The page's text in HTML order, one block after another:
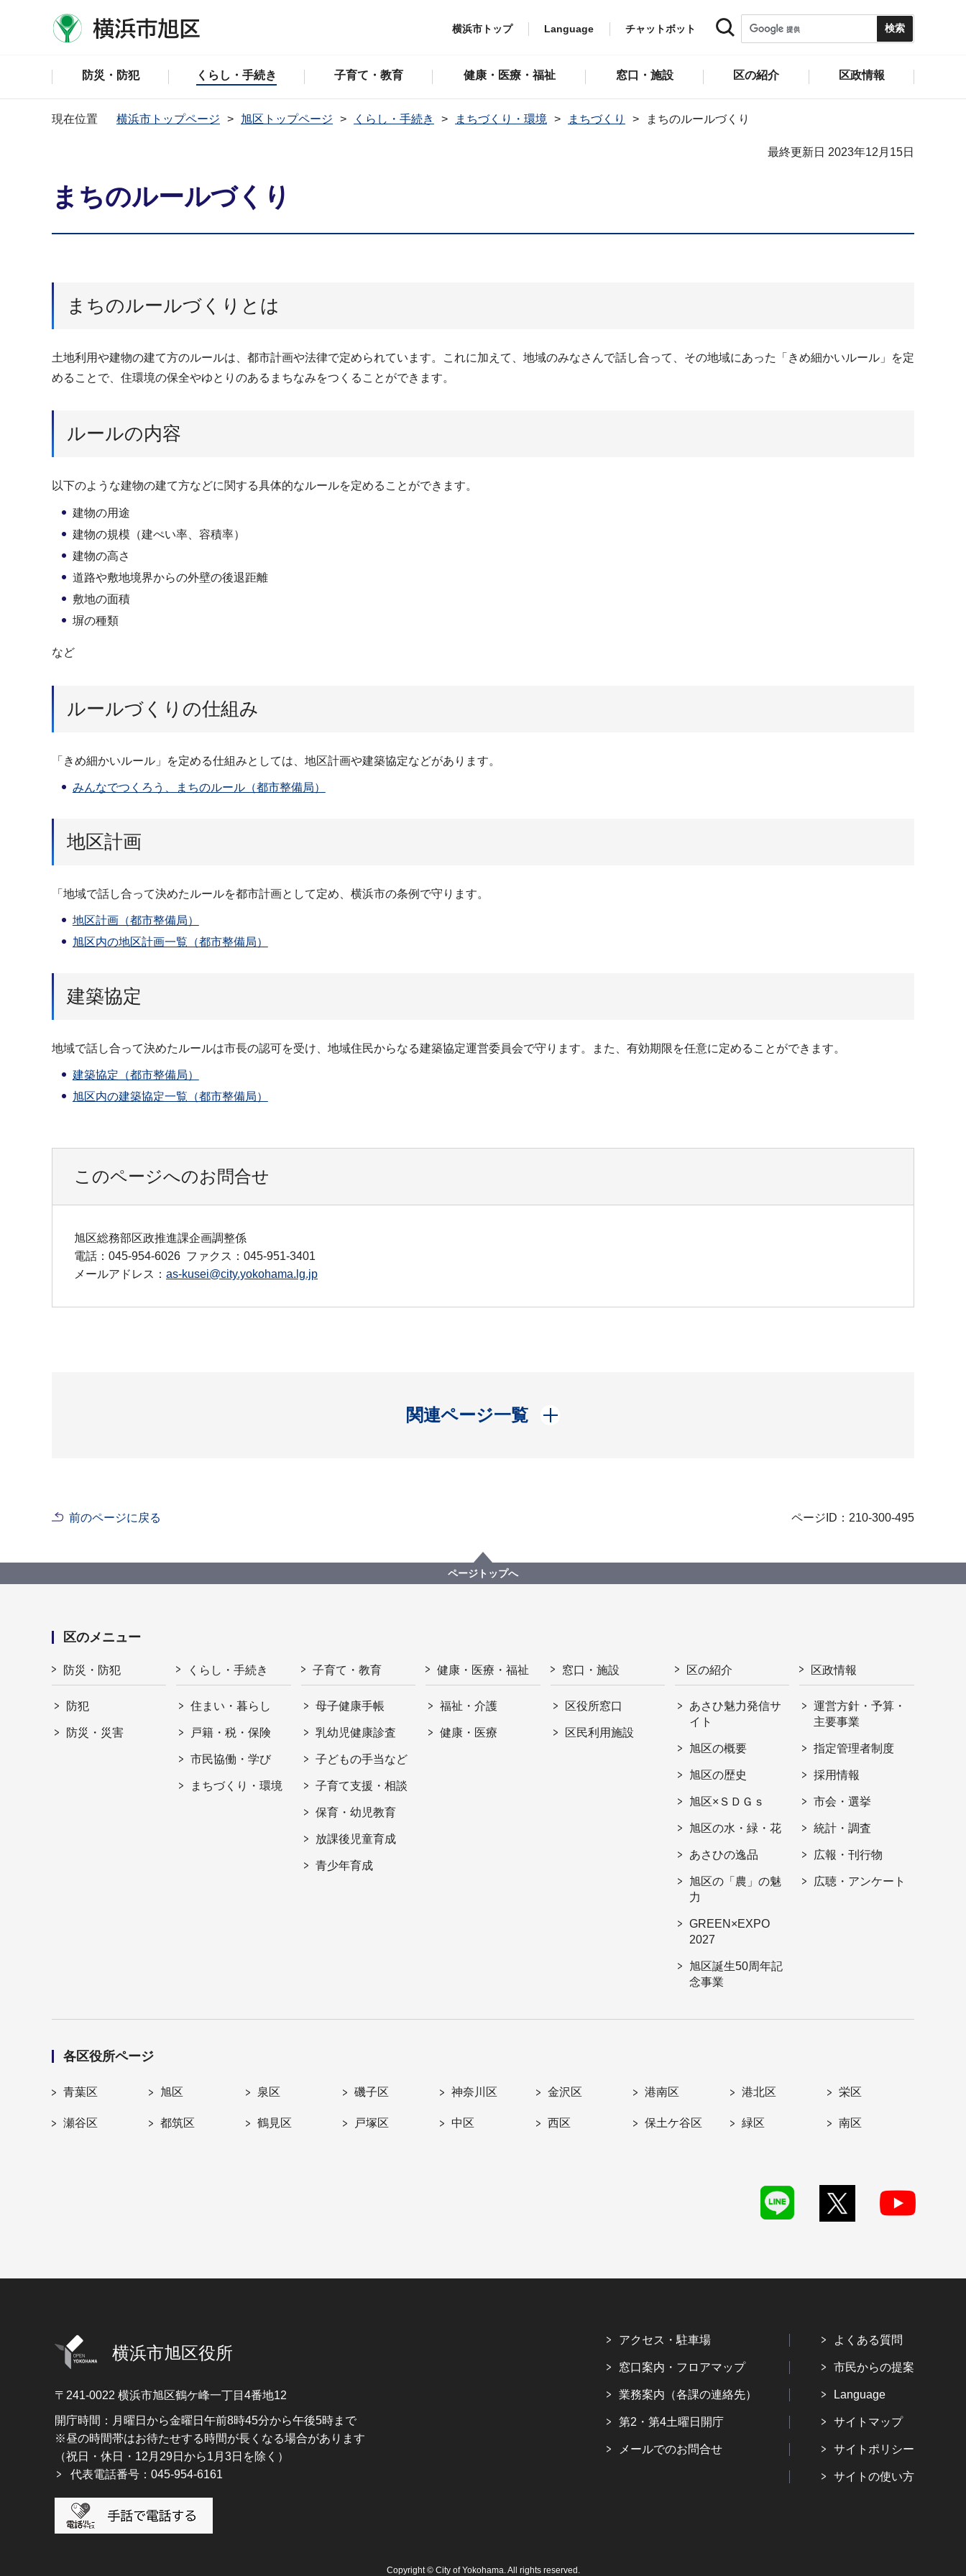
横浜市トップ Language チャットボット
防災・防犯 くらし・手続き 子育て・教育 健康・医療・福祉 窓口・施設 区の紹介 区政情報
現在位置 横浜市トップページ 旭区トップページ くらし・手続き まちづくり・環境 まちづくり まちのルールづくり
最終更新日 2023年12月15日
まちのルールづくり
まちのルールづくりとは
土地利用や建物の建て方のルールは、都市計画や法律で定められています。これに加えて、地域のみなさんで話し合って、その地域にあった「きめ細かいルール」を定
めることで、住環境の保全やゆとりのあるまちなみをつくることができます。
ルールの内容
以下のような建物の建て方などに関する具体的なルールを定めることができます。
建物の用途
建物の規模（建ぺい率、容積率）
建物の高さ
道路や敷地境界からの外壁の後退距離
敷地の面積
塀の種類
など
ルールづくりの仕組み
「きめ細かいルール」を定める仕組みとしては、地区計画や建築協定などがあります。
みんなでつくろう、まちのルール（都市整備局）
地区計画
「地域で話し合って決めたルールを都市計画として定め、横浜市の条例で守ります。
地区計画（都市整備局）
旭区内の地区計画一覧（都市整備局）
建築協定
地域で話し合って決めたルールは市長の認可を受け、地域住民からなる建築協定運営委員会で守ります。また、有効期限を任意に定めることができます。
建築協定（都市整備局）
旭区内の建築協定一覧（都市整備局）
このページへのお問合せ
旭区総務部区政推進課企画調整係
電話：045-954-6026 ファクス：045-951-3401
メールアドレス： as-kusei@city.yokohama.lg.jp
関連ページ一覧
開く
前のページに戻る ページID：210-300-495
ページトップへ
区のメニュー
防災・防犯
防犯
防災・災害
くらし・手続き
住まい・暮らし
戸籍・税・保険
市民協働・学び
まちづくり・環境
子育て・教育
母子健康手帳
乳幼児健康診査
子どもの手当など
子育て支援・相談
保育・幼児教育
放課後児童育成
青少年育成
健康・医療・福祉
福祉・介護
健康・医療
窓口・施設
区役所窓口
区民利用施設
区の紹介
あさひ魅力発信サ
イト
旭区の概要
旭区の歴史
旭区×ＳＤＧｓ
旭区の水・緑・花
あさひの逸品
旭区の「農」の魅
力
GREEN×EXPO
2027
旭区誕生50周年記
念事業
区政情報
運営方針・予算・
主要事業
指定管理者制度
採用情報
市会・選挙
統計・調査
広報・刊行物
広聴・アンケート
各区役所ページ
青葉区 旭区 泉区 磯子区 神奈川区 金沢区 港南区 港北区 栄区
瀬谷区 都筑区 鶴見区 戸塚区 中区 西区 保土ケ谷区 緑区 南区
横浜市旭区役所
〒241-0022 横浜市旭区鶴ケ峰一丁目4番地12
開庁時間：月曜日から金曜日午前8時45分から午後5時まで
※昼の時間帯はお待たせする時間が長くなる場合があります
（祝日・休日・12月29日から1月3日を除く）
代表電話番号：045-954-6161
アクセス・駐車場
窓口案内・フロアマップ
業務案内（各課の連絡先）
第2・第4土曜日開庁
メールでのお問合せ
よくある質問
市民からの提案
Language
サイトマップ
サイトポリシー
サイトの使い方
Copyright © City of Yokohama. All rights reserved.